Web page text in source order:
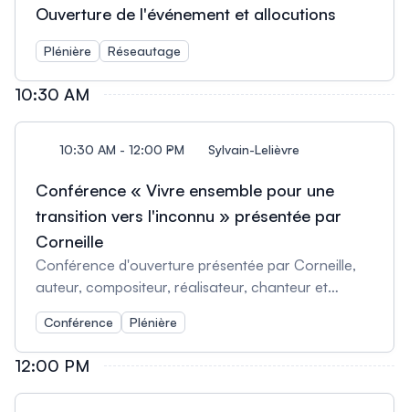
Ouverture de l'événement et allocutions
Plénière Réseautage
10:30 AM
10:30 AM - 12:00 PM Sylvain-Lelièvre
Conférence « Vivre ensemble pour une
transition vers l'inconnu » présentée par
Corneille
Conférence d'ouverture présentée par Corneille,
auteur, compositeur, réalisateur, chanteur et
conférencier professionnel qui marque autant
l'Europe que le Québec. La conférence mettra en
lumière la résilience nécessaire pour aborder les
transitions qui marquent toutes les étapes de la vie.
Conférence Plénière
12:00 PM